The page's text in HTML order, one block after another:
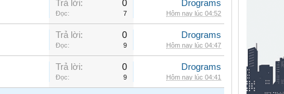
Trả lời: 0
Đọc: 7
Drograms
Hôm nay lúc 04:52
Trả lời: 0
Đọc: 9
Drograms
Hôm nay lúc 04:47
Trả lời: 0
Đọc: 9
Drograms
Hôm nay lúc 04:41